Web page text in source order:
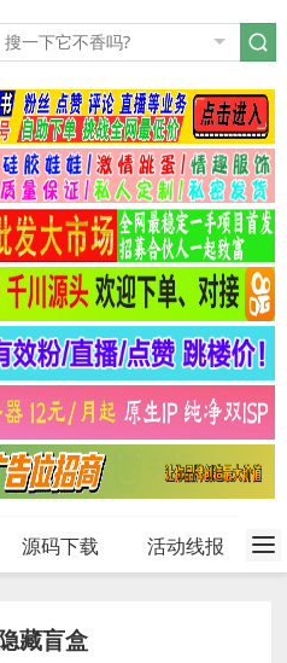
源码下载 活动线报
藏盲盒